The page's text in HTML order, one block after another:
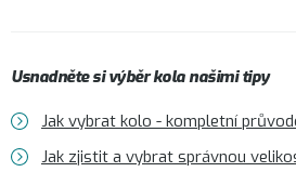
Doplňky a oblečení Qayron
Usnadněte si výběr kola našimi tipy
Jak vybrat kolo - kompletní
Jak zjistit a vybrat správnou